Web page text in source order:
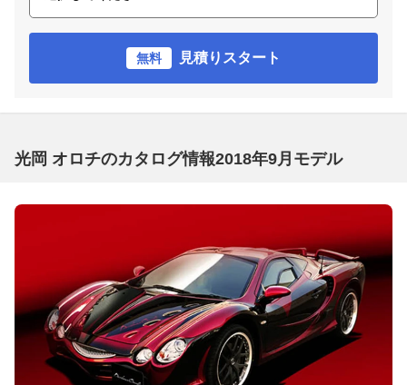
無料 見積りスタート
光岡 オロチのカタログ情報2018年9月モデル